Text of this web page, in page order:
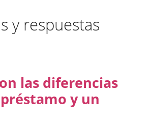
y respuestas
las diferencias
y un